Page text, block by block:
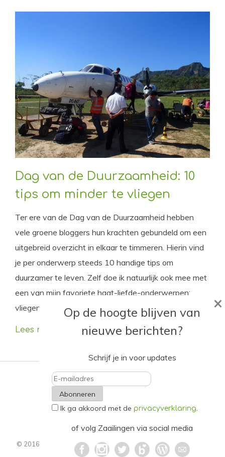
Dag van de Duurzaamheid: 10
tips om minder te vliegen
Ter ere van de Dag van de Duurzaamheid hebben
vele groene bloggers hun krachten gebundeld om een
uitgebreid overzicht in elkaar te timmeren. Hierin vind
je per onderwerp steeds 10 handige tips om
duurzamer te leven. Zelf doe ik natuurlijk ook mee met
een van mijn favoriete haat-liefde-onderwerpen:
vliegen! Of nou ja, minder vliegen dus.
Lees meer
© 2016 - 2021. Alle rechten voorbehouden. Privacyverklaring
Op de hoogte blijven van
nieuwe berichten?
Schrijf je in voor updates
E-
mailadres
Ik ga akkoord met de privacyverklaring.
of volg Zaailingen via social media
×